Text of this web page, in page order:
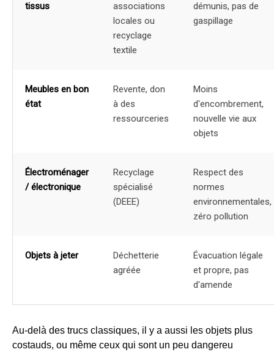
tissus
associations
locales ou
recyclage
textile
démunis, pas de
gaspillage
Meubles en bon
état
Revente, don
à des
ressourceries
Moins
d'encombrement,
nouvelle vie aux
objets
Électroménager
/ électronique
Recyclage
spécialisé
(DEEE)
Respect des
normes
environnementales,
zéro pollution
Objets à jeter
Déchetterie
agréée
Évacuation légale
et propre, pas
d'amende
Au-delà des trucs classiques, il y a aussi les objets plus
costauds, ou même ceux qui sont un peu dangereu